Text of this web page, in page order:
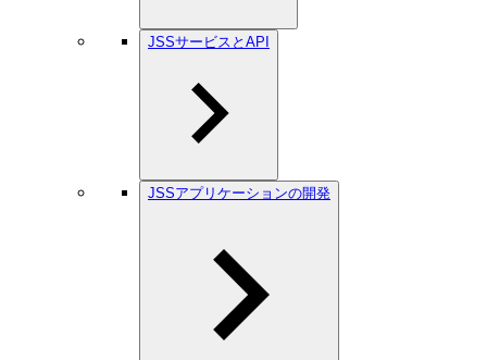
JSSサービスとAPI
JSSアプリケーションの開発